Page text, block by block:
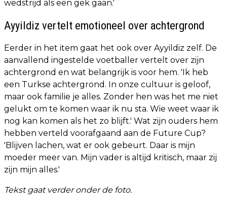
wedstrijd als een gek gaan.'
Ayyildiz vertelt emotioneel over achtergrond
Eerder in het item gaat het ook over Ayyildiz zelf. De
aanvallend ingestelde voetballer vertelt over zijn
achtergrond en wat belangrijk is voor hem. 'Ik heb
een Turkse achtergrond. In onze cultuur is geloof,
maar ook familie je alles. Zonder hen was het me niet
gelukt om te komen waar ik nu sta. Wie weet waar ik
nog kan komen als het zo blijft.' Wat zijn ouders hem
hebben verteld voorafgaand aan de Future Cup?
'Blijven lachen, wat er ook gebeurt. Daar is mijn
moeder meer van. Mijn vader is altijd kritisch, maar zij
zijn mijn alles.'
Tekst gaat verder onder de foto.